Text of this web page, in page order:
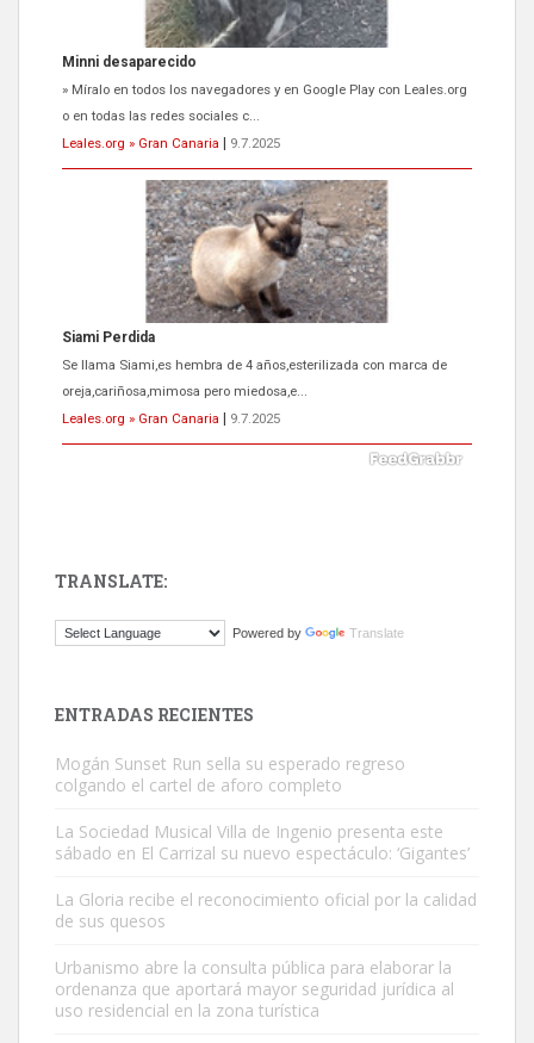
Minni desaparecido
» Míralo en todos los navegadores y en Google Play con Leales.org
o en todas las redes sociales c...
Leales.org » Gran Canaria
9.7.2025
Siami Perdida
Se llama Siami,es hembra de 4 años,esterilizada con marca de
oreja,cariñosa,mimosa pero miedosa,e...
Leales.org » Gran Canaria
9.7.2025
El ayuntamiento se va a llevar a Los Gatos callejeros de la zona los
Este gato macho ha aparecido en la calle hace menos de un mes,
Leales.org » Gran Canaria | 9.7.2025
TRANSLATE:
Powered by Translate
ENTRADAS RECIENTES
Mogán Sunset Run sella su esperado regreso
colgando el cartel de aforo completo
La Sociedad Musical Villa de Ingenio presenta este
sábado en El Carrizal su nuevo espectáculo: ‘Gigantes’
La Gloria recibe el reconocimiento oficial por la calidad
de sus quesos
Urbanismo abre la consulta pública para elaborar la
ordenanza que aportará mayor seguridad jurídica al
uso residencial en la zona turística